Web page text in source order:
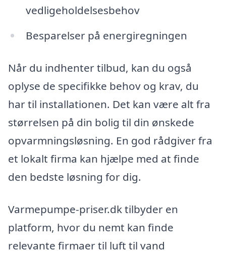
vedligeholdelsesbehov
Besparelser på energiregningen
Når du indhenter tilbud, kan du også
oplyse de specifikke behov og krav, du
har til installationen. Det kan være alt fra
størrelsen på din bolig til din ønskede
opvarmningsløsning. En god rådgiver fra
et lokalt firma kan hjælpe med at finde
den bedste løsning for dig.
Varmepumpe-priser.dk tilbyder en
platform, hvor du nemt kan finde
relevante firmaer til luft til vand